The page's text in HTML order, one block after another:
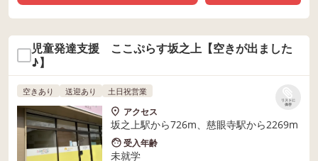
児童発達支援 ここぷらす坂之上【空きが出ました
♪】
リストに
保存
空きあり 送迎あり 土日祝営業
アクセス
坂之上駅から726m、慈眼寺駅から2269m
受入年齢
未就学